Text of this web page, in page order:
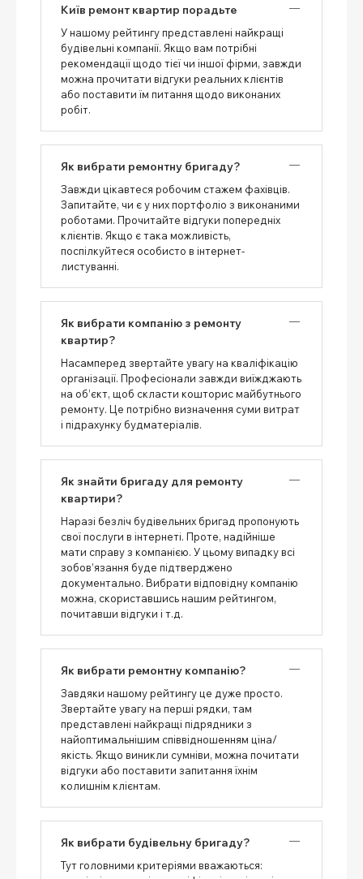
Київ ремонт квартир порадьте
У нашому рейтингу представлені найкращі
будівельні компанії. Якщо вам потрібні
рекомендації щодо тієї чи іншої фірми, завжди
можна прочитати відгуки реальних клієнтів
або поставити їм питання щодо виконаних
робіт.
Як вибрати ремонтну бригаду?
Завжди цікавтеся робочим стажем фахівців.
Запитайте, чи є у них портфоліо з виконаними
роботами. Прочитайте відгуки попередніх
клієнтів. Якщо є така можливість,
поспілкуйтеся особисто в інтернет-
листуванні.
Як вибрати компанію з ремонту
квартир?
Насамперед звертайте увагу на кваліфікацію
організації. Професіонали завжди виїжджають
на об’єкт, щоб скласти кошторис майбутнього
ремонту. Це потрібно визначення суми витрат
і підрахунку будматеріалів.
Як знайти бригаду для ремонту
квартири?
Наразі безліч будівельних бригад пропонують
свої послуги в інтернеті. Проте, надійніше
мати справу з компанією. У цьому випадку всі
зобов’язання буде підтверджено
документально. Вибрати відповідну компанію
можна, скориставшись нашим рейтингом,
почитавши відгуки і т.д.
Як вибрати ремонтну компанію?
Завдяки нашому рейтингу це дуже просто.
Звертайте увагу на перші рядки, там
представлені найкращі підрядники з
найоптимальнішим співвідношенням ціна/
якість. Якщо виникли сумніви, можна почитати
відгуки або поставити запитання їхнім
колишнім клієнтам.
Як вибрати будівельну бригаду?
Тут головними критеріями вважаються: